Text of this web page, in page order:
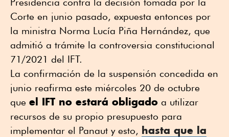
Corte en junio pasado, expuesta entonces por
la ministra Norma Lucía Piña Hernández, que
admitió a trámite la controversia constitucional
71/2021 del IFT.
La confirmación de la suspensión concedida en
junio reafirma este miércoles 20 de octubre
que el IFT no estará obligado a utilizar
recursos de su propio presupuesto para
implementar el Panaut y esto, hasta que la